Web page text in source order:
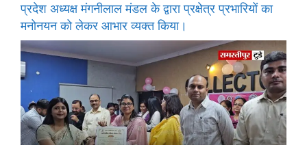
प्रदेश अध्यक्ष मंगनीलाल मंडल के द्वारा प्रक्षेत्र प्रभारियों का
मनोनयन को लेकर आभार व्यक्त किया।